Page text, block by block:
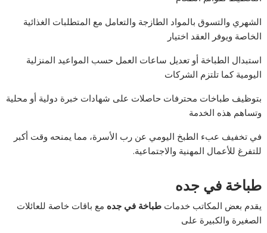
الشهري والتسوق بالمواد الطازجة والتعامل مع المتطلبات الغذائية
الخاصة ويوفر العقد اختيار
استبدال الطباخة أو تعديل ساعات العمل حسب المواعيد المنزلية
اليومية كما تلتزم الشركات
بتوظيف طباخات محترفات حاصلات على شهادات خبرة دولية أو محلية
وتساهم هذه الخدمة
في تخفيف عبء الطبخ اليومي عن رب الأسرة، مما يمنحه وقت أكبر
للتفرغ للأعمال المهنية والاجتماعية.
طباخة في جده
يقدم بعض المكاتب خدماتطباخة في جده مع باقات خاصة للعائلات
الصغيرة والكبيرة على